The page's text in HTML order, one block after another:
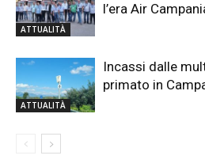
ATTUALITÀ
l’era Air
ATTUALITÀ
Incassi dalle
primato in